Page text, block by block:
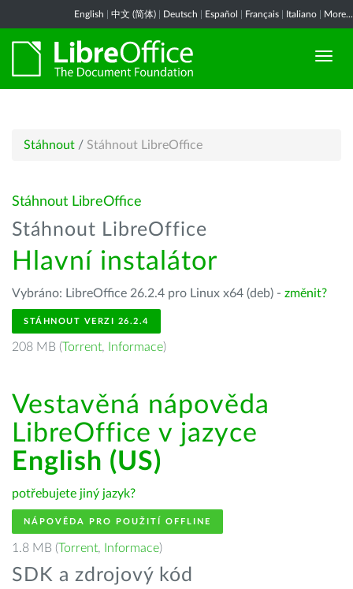
English 中文 (简体) Deutsch Español Français Italiano More...
Stáhnout / Stáhnout LibreOffice
Stáhnout LibreOffice
Stáhnout LibreOffice
Hlavní instalátor
Vybráno: LibreOffice 26.2.4 pro Linux x64 (deb) - změnit?
STÁHNOUT VERZI 26.2.4
208 MB (Torrent, Informace)
Vestavěná nápověda
LibreOffice v jazyce
English (US)
potřebujete jiný jazyk?
NÁPOVĚDA PRO POUŽITÍ OFFLINE
1.8 MB (Torrent, Informace)
SDK a zdrojový kód